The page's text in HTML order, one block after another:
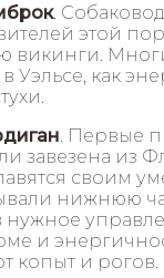
.
этой
викинги.
Уэльсе, как
. Первые
завезена из
своим
нижнюю
нужное
и
копыт и рогов.